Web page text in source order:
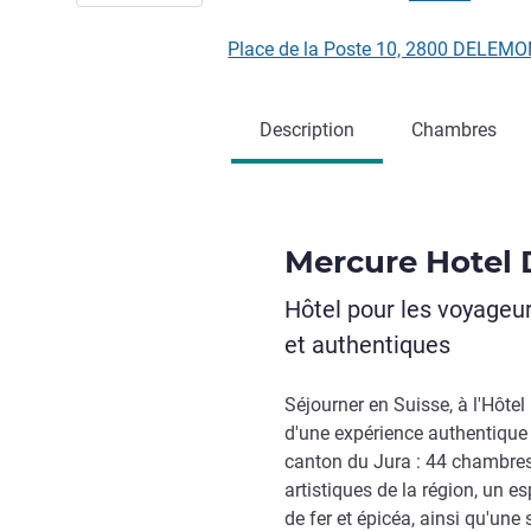
Place de la Poste 10, 2800
Description Chambres
Mercure Hotel
Hôtel pour les
et authentiques
Séjourner en Suisse, à
d'une expérience
canton du Jura : 44
artistiques de la région, un
de fer et épicéa, ainsi qu'une